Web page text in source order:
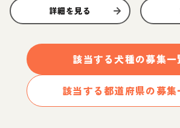
詳細を見る
該当する犬種の募集一
該当する都道府県の募集